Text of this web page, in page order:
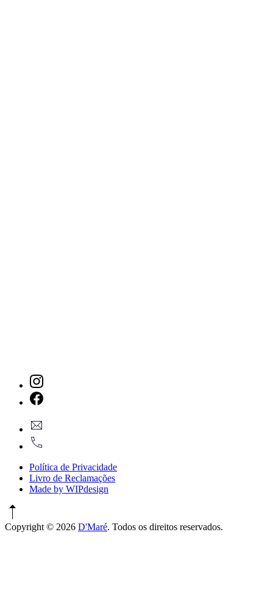
New
Window
Window
Política de Privacidade
Livro de Reclamações
Made by WIPdesign
Copyright © 2026 D'Maré. Todos os direitos reservados.